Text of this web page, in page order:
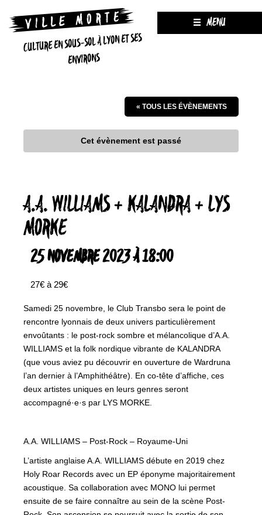
CULTURE EN SOUS-SOL À LYON ET SES
ENVIRONS
MENU
« TOUS LES ÉVÈNEMENTS
Cet évènement est passé
A.A. WILLIAMS + KALANDRA + LYS
MORKE
25 NOVEMBRE 2023 À 18:00
27€ à 29€
Samedi 25 novembre, le Club Transbo sera le point de
rencontre lyonnais de deux univers particulièrement
envoûtants : le post-rock sombre et mélancolique d’A.A.
WILLIAMS et la folk nordique vibrante de KALANDRA
(que vous aviez pu découvrir en ouverture de Wardruna
l’an dernier à l’Amphithéâtre). En co-tête d’affiche, ces
deux artistes uniques en leurs genres seront
accompagné·e·s par LYS MORKE.
A.A. WILLIAMS – Post-Rock – Royaume-Uni
L’artiste anglaise A.A. WILLIAMS débute en 2019 chez
Holy Roar Records avec un EP éponyme majoritairement
acoustique. Sa collaboration avec MONO lui permet
ensuite de se faire connaître au sein de la scène Post-